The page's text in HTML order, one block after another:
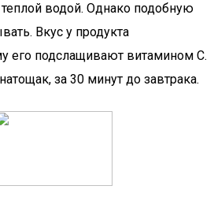
водой. Однако подобную
Вкус у продукта
его подслащивают витамином С.
за 30 минут до завтрака.